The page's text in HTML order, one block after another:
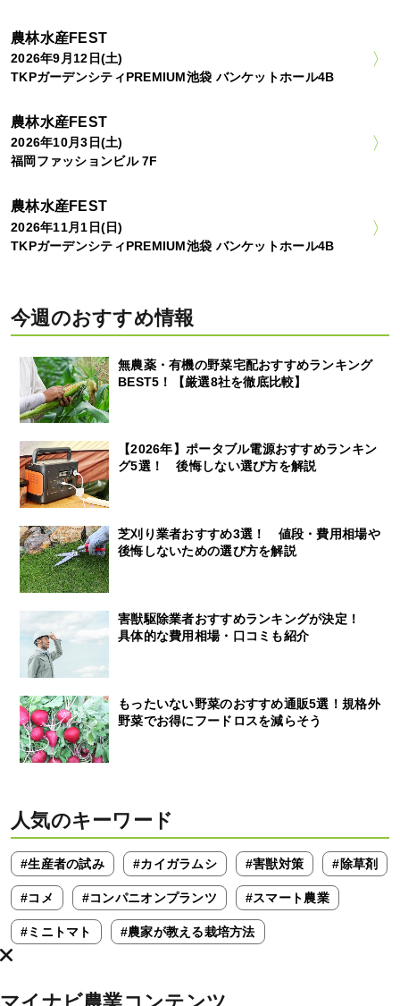
農林水産FEST
2026年9月12日(土)
TKPガーデンシティPREMIUM池袋 バンケットホール4B
農林水産FEST
2026年10月3日(土)
福岡ファッションビル 7F
農林水産FEST
2026年11月1日(日)
TKPガーデンシティPREMIUM池袋 バンケットホール4B
今週のおすすめ情報
無農薬・有機の野菜宅配おすすめランキング
BEST5！【厳選8社を徹底比較】
【2026年】ポータブル電源おすすめランキン
グ5選！ 後悔しない選び方を解説
芝刈り業者おすすめ3選！ 値段・費用相場や
後悔しないための選び方を解説
害獣駆除業者おすすめランキングが決定！
具体的な費用相場・口コミも紹介
もったいない野菜のおすすめ通販5選！規格外
野菜でお得にフードロスを減らそう
人気のキーワード
#生産者の試み #カイガラムシ #害獣対策 #除草剤
#コメ #コンパニオンプランツ #スマート農業
#ミニトマト #農家が教える栽培方法